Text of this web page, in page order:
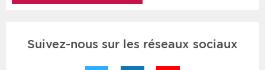
Suivez-nous sur les réseaux sociaux